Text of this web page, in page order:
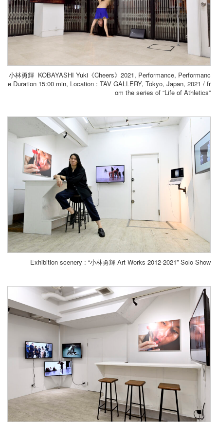
小林勇輝 KOBAYASHI Yuki《Cheers》2021, Performance, Performanc
e Duration 15:00 min, Location : TAV GALLERY, Tokyo, Japan, 2021 / fr
om the series of “Life of Athletics”
Exhibition scenery : “小林勇輝 Art Works 2012-2021” Solo Show